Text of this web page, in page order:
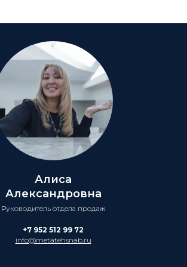
Алиса
Александровна
Руководитель отдела продаж
+7 952 512 99 72
info@metatehsnab.ru